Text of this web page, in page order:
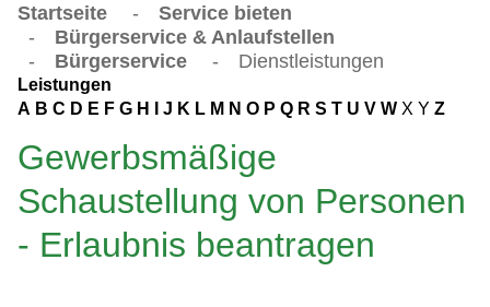
Startseite -
Service bieten
-
Bürgerservice & Anlaufstellen
-
Bürgerservice - Dienstleistungen
Leistungen
A B C D E F G H J K L M N O P Q R S T U V W X Y Z
Gewerbsmäßige
Schaustellung von Personen
- Erlaubnis beantragen